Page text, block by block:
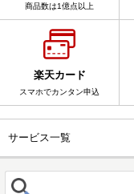
商品数は1億点以上
楽天カード
スマホでカンタン申込
サービス一覧